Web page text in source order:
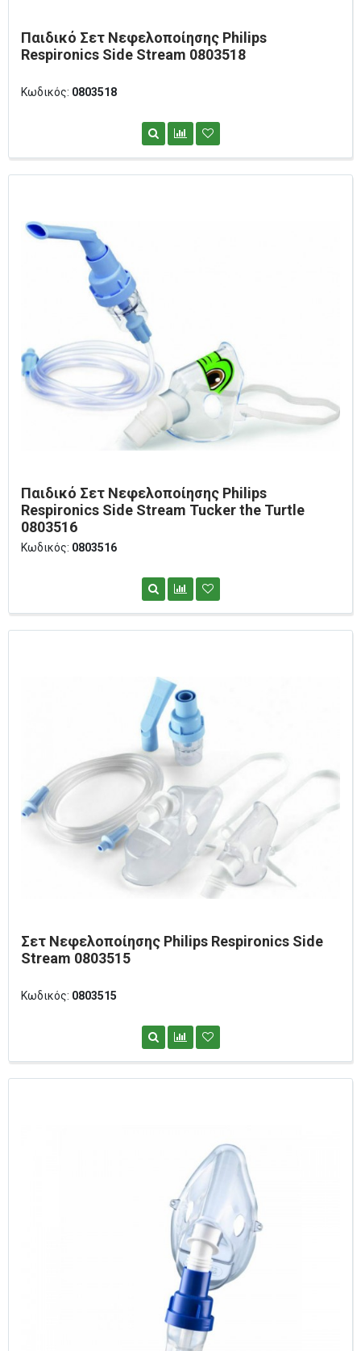
Παιδικό Σετ Νεφελοποίησης Philips
Respironics Side Stream 0803518
Κωδικός: 0803518
Παιδικό Σετ Νεφελοποίησης Philips
Respironics Side Stream Tucker the Turtle
0803516
Κωδικός: 0803516
Σετ Νεφελοποίησης Philips Respironics Side
Stream 0803515
Κωδικός: 0803515